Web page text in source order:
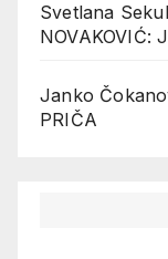
Svetlana
NOVAKOVIĆ:
Janko
PRIČA